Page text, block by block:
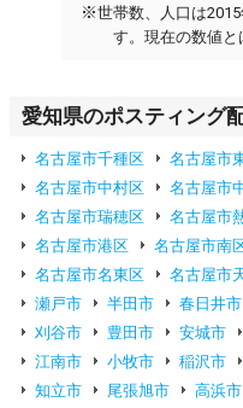
※世帯数、人口は
す。現在の数値と
愛知県のポスティング
名古屋市千種区 名古屋市
名古屋市中村区
名古屋市
名古屋市瑞穂区
名古屋市
名古屋市港区
名古屋市南
名古屋市名東区
名古屋市
瀬戸市
半田市 春日井市
刈谷市
豊田市 安城市
江南市
小牧市 稲沢市
知立市
尾張旭市 高浜市